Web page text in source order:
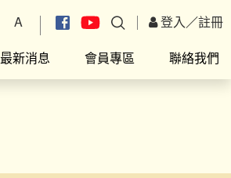
A 登入／註冊
最新消息 會員專區 聯絡我們